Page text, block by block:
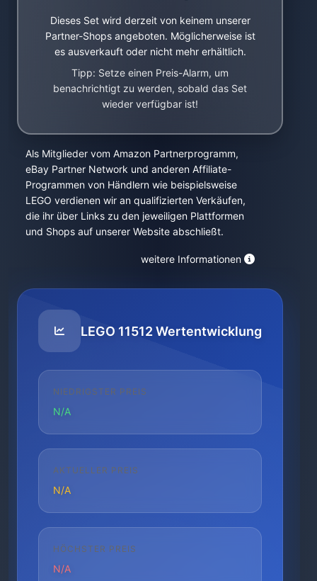
Dieses Set wird derzeit von keinem unserer
Partner-Shops angeboten. Möglicherweise ist
es ausverkauft oder nicht mehr erhältlich.
Tipp: Setze einen Preis-Alarm, um
benachrichtigt zu werden, sobald das Set
wieder verfügbar ist!
Als Mitglieder vom Amazon Partnerprogramm,
eBay Partner Network und anderen Affiliate-
Programmen von Händlern wie beispielsweise
LEGO verdienen wir an qualifizierten Verkäufen,
die ihr über Links zu den jeweiligen Plattformen
und Shops auf unserer Website abschließt.
weitere Informationen
LEGO 11512 Wertentwicklung
NIEDRIGSTER PREIS
N/A
AKTUELLER PREIS
N/A
HÖCHSTER PREIS
N/A